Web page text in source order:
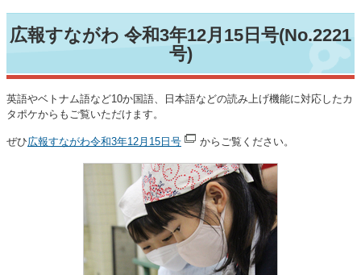
広報すながわ 令和3年12月15日号(No.2221
号)
英語やベトナム語など10か国語、日本語などの読み上げ機能に対応したカ
タポケからもご覧いただけます。
ぜひ広報すながわ令和3年12月15日号 からご覧ください。